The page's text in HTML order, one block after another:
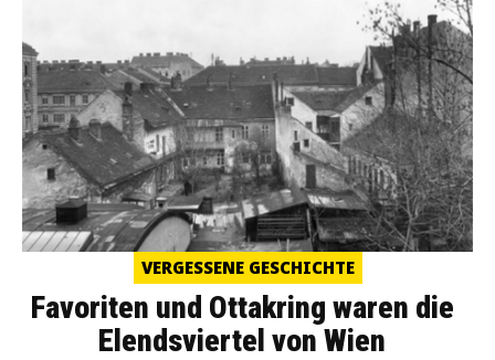
VERGESSENE GESCHICHTE
Favoriten und Ottakring waren die
Elendsviertel von Wien